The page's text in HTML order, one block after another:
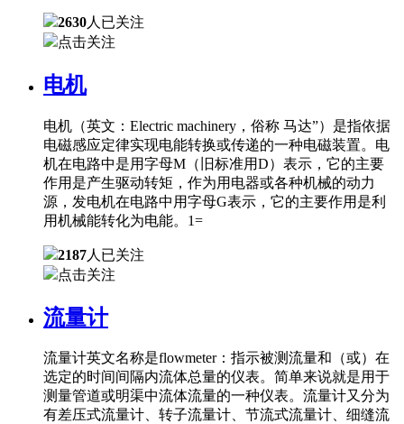
2630人已关注
点击关注
电机
电机（英文：Electric machinery，俗称 马达”）是指依据
电磁感应定律实现电能转换或传递的一种电磁装置。电
机在电路中是用字母M（旧标准用D）表示，它的主要
作用是产生驱动转矩，作为用电器或各种机械的动力
源，发电机在电路中用字母G表示，它的主要作用是利
用机械能转化为电能。1=
2187人已关注
点击关注
流量计
流量计英文名称是flowmeter：指示被测流量和（或）在
选定的时间间隔内流体总量的仪表。简单来说就是用于
测量管道或明渠中流体流量的一种仪表。流量计又分为
有差压式流量计、转子流量计、节流式流量计、细缝流